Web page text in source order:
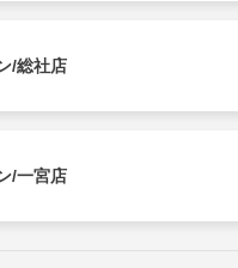
/総社店
/一宮店